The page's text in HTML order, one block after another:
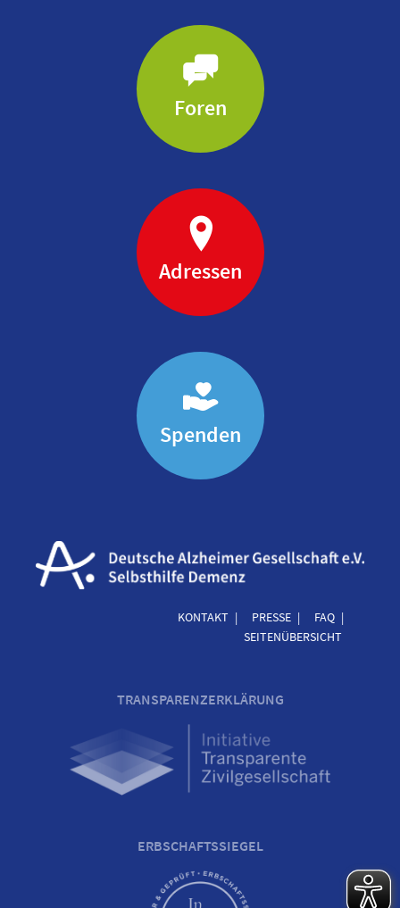
Foren
Adressen
Spenden
KONTAKT PRESSE
FAQ
SEITENÜBERSICHT
TRANSPARENZERKLÄRUNG
ERBSCHAFTSSIEGEL